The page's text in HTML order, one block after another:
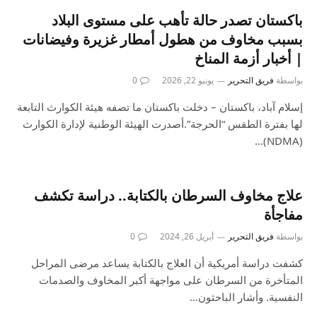
باكستان تصدر حالة تأهب على مستوى البلاد
بسبب مخاوف من هطول أمطار غزيرة وفيضانات
| أخبار أزمة المناخ
بواسطة فريق التحرير يونيو 22, 2026 0
إسلام آباد، باكستان – دخلت باكستان ما تصفه هيئة الكوارث التابعة
لها بفترة الطقس “الحرجة”.أصدرت الهيئة الوطنية لإدارة الكوارث
(NDMA)…
علاج مخاوف السرطان بالكتابة.. دراسة تكشف
مفاجأة
بواسطة فريق التحرير أبريل 26, 2024 0
كشفت دراسة أمريكية أن العلاج بالكتابة يساعد مرضى المراحل
المتأخرة من السرطان على مواجهة أكبر المخاوف والصدمات
النفسية. وأشار الباحثون…